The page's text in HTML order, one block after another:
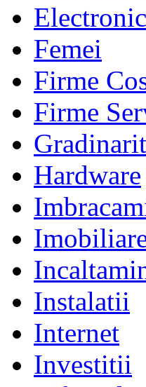
Femei
Firme
Firme
Gradinarit
Hardware
Instalatii
Internet
Investitii